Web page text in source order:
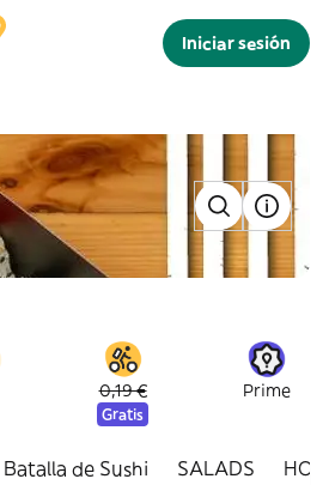
Iniciar sesión
0,19 €
Gratis
Prime
Batalla de Sushi SALADS HOT